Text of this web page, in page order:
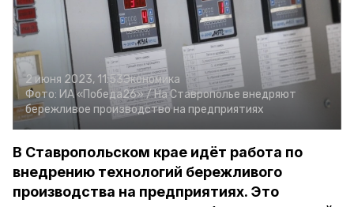
2 июня 2023, 11:53Экономика
Фото: ИА «Победа26» /На Ставрополье внедряют
бережливое производство на предприятиях
В Ставропольском крае идёт работа по
внедрению технологий бережливого
производства на предприятиях. Это